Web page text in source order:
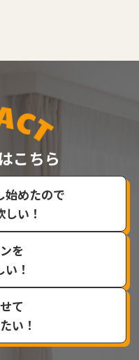
こちら
始めたので
い！
を
！
て
い！